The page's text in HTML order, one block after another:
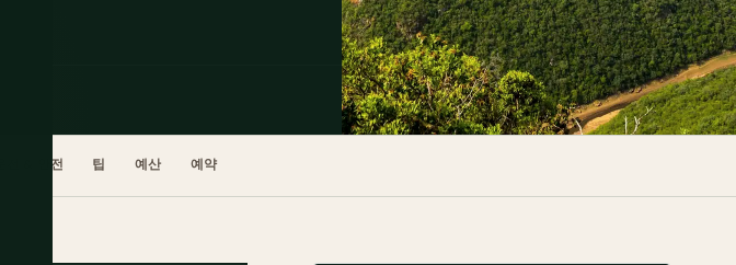
운전 & 안전 팁 예산 예약